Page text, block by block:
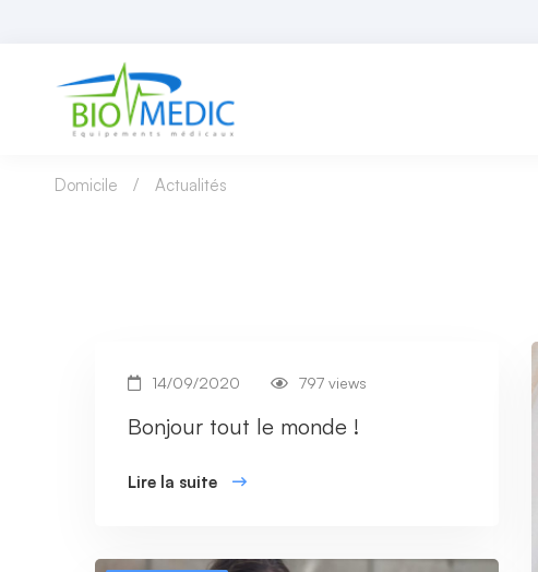
Domicile Actualités
14/09/2020 797 views
Bonjour tout le monde !
Lire la suite